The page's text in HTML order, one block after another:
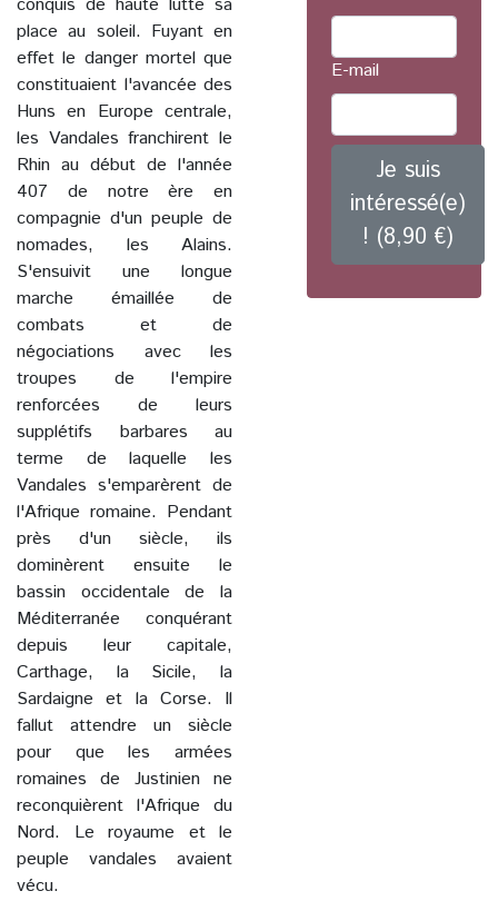
conquis de haute lutte sa
place au soleil. Fuyant en
effet le danger mortel que
constituaient l'avancée des
Huns en Europe centrale,
les Vandales franchirent le
Rhin au début de l'année
407 de notre ère en
compagnie d'un peuple de
nomades, les Alains.
S'ensuivit une longue
marche émaillée de
combats et de
négociations avec les
troupes de l'empire
renforcées de leurs
supplétifs barbares au
terme de laquelle les
Vandales s'emparèrent de
l'Afrique romaine. Pendant
près d'un siècle, ils
dominèrent ensuite le
bassin occidentale de la
Méditerranée conquérant
depuis leur capitale,
Carthage, la Sicile, la
Sardaigne et la Corse. Il
fallut attendre un siècle
pour que les armées
romaines de Justinien ne
reconquièrent l'Afrique du
Nord. Le royaume et le
peuple vandales avaient
vécu.
E-mail
Je suis
intéressé(e)
! (8,90 €)